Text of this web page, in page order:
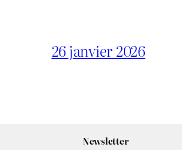
26 janvier 2026
Newsletter